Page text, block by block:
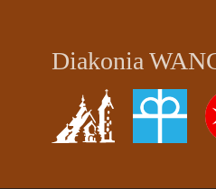
Diakonia